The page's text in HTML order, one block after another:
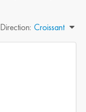
Direction: Croissant